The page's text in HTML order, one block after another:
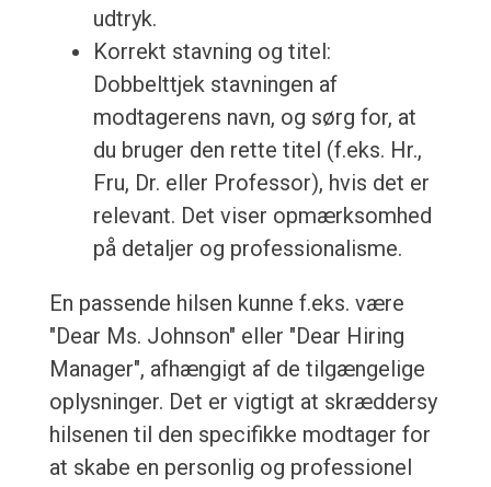
udtryk.
Korrekt stavning og titel:
Dobbelttjek stavningen af
modtagerens navn, og sørg for, at
du bruger den rette titel (f.eks. Hr.,
Fru, Dr. eller Professor), hvis det er
relevant. Det viser opmærksomhed
på detaljer og professionalisme.
En passende hilsen kunne f.eks. være
"Dear Ms. Johnson" eller "Dear Hiring
Manager", afhængigt af de tilgængelige
oplysninger. Det er vigtigt at skræddersy
hilsenen til den specifikke modtager for
at skabe en personlig og professionel